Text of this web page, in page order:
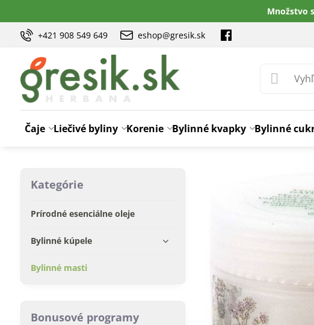
Množstvo
+421 908 549 649 eshop@gresik.sk
Čaje Liečivé byliny Korenie Bylinné kvapky Bylinné
Kategórie
Prírodné esenciálne oleje
Bylinné kúpele
Bylinné masti
Bonusové programy